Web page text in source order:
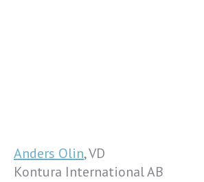
Anders Olin, VD
Kontura International AB